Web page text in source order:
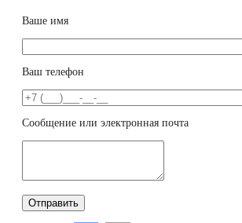
Ваше имя
Ваш телефон
Сообщение или электронная почта